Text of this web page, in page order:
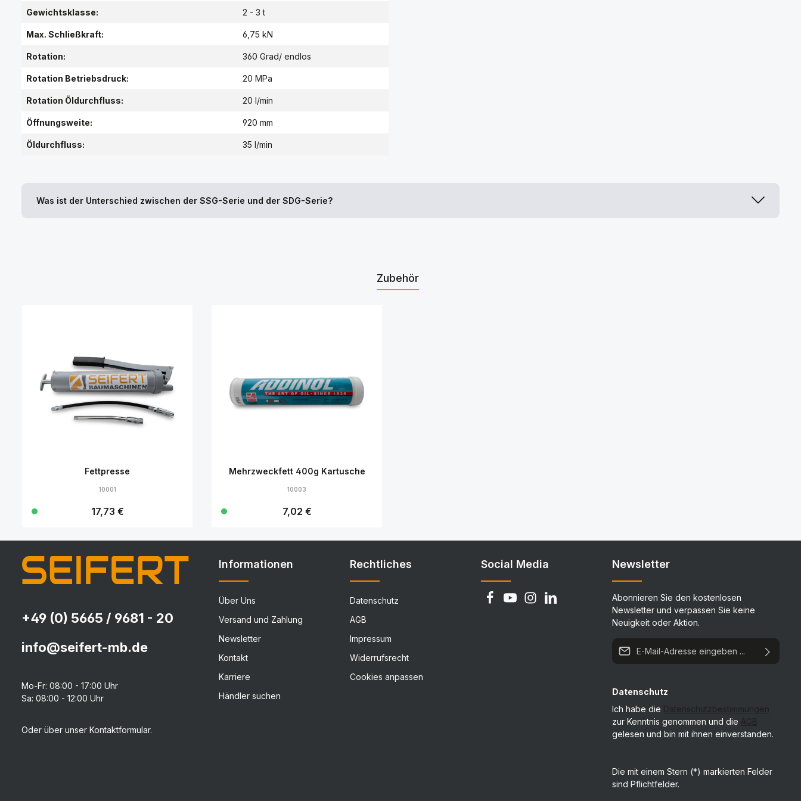
Gewichtsklasse: 2 - 3 t
Max. Schließkraft: 6,75 kN
Rotation: 360 Grad/ endlos
Rotation Betriebsdruck: 20 MPa
Rotation Öldurchfluss: 20 l/min
Öffnungsweite: 920 mm
Öldurchfluss: 35 l/min
Was ist der Unterschied zwischen der SSG-Serie und der SDG-Serie?
Zubehör
Fettpresse
10001
Regulärer Preis:
17,73 €
Mehrzweckfett 400g Kartusche
10003
Regulärer Preis:
7,02 €
+49 (0) 5665 / 9681 - 20
info@seifert-mb.de
Mo-Fr: 08:00 - 17:00 Uhr
Sa: 08:00 - 12:00 Uhr
Oder über unser Kontaktformular.
Informationen
Über Uns
Versand und Zahlung
Newsletter
Kontakt
Karriere
Händler suchen
Rechtliches
Datenschutz
AGB
Impressum
Widerrufsrecht
Cookies anpassen
Social Media Newsletter
Abonnieren Sie den kostenlosen
Newsletter und verpassen Sie keine
Neuigkeit oder Aktion.
E-Mail-Adresse*
Datenschutz
Ich habe die Datenschutzbestimmungen
zur Kenntnis genommen und die AGB
gelesen und bin mit ihnen einverstanden.
Die mit einem Stern (*) markierten Felder
sind Pflichtfelder.